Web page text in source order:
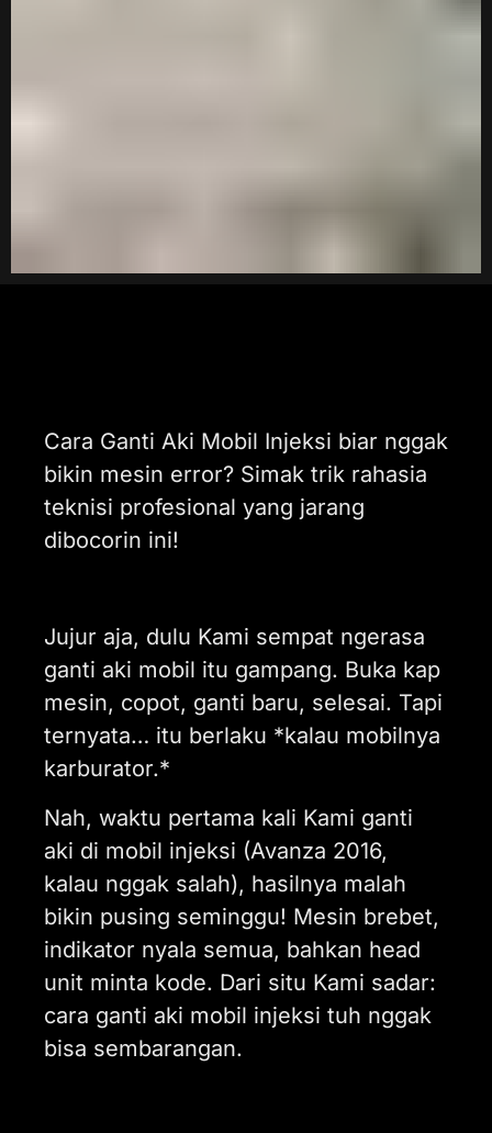
Cara Ganti Aki Mobil Injeksi biar nggak
bikin mesin error? Simak trik rahasia
teknisi profesional yang jarang
dibocorin ini!
Jujur aja, dulu Kami sempat ngerasa
ganti aki mobil itu gampang. Buka kap
mesin, copot, ganti baru, selesai. Tapi
ternyata… itu berlaku *kalau mobilnya
karburator.*
Nah, waktu pertama kali Kami ganti
aki di mobil injeksi (Avanza 2016,
kalau nggak salah), hasilnya malah
bikin pusing seminggu! Mesin brebet,
indikator nyala semua, bahkan head
unit minta kode. Dari situ Kami sadar:
cara ganti aki mobil injeksi tuh nggak
bisa sembarangan.